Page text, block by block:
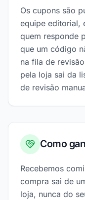
Os cupons são
equipe editorial,
quem responde
que um código
na fila de
pela loja sai da
de revisão
Como
Recebemos
compra sai de
loja, nunca do